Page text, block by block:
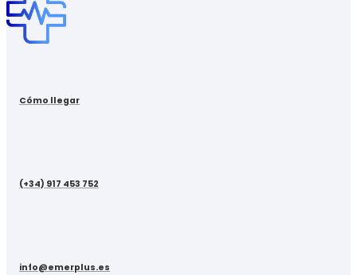
Cómo llegar
(+34) 917 453 752
info@emerplus.es